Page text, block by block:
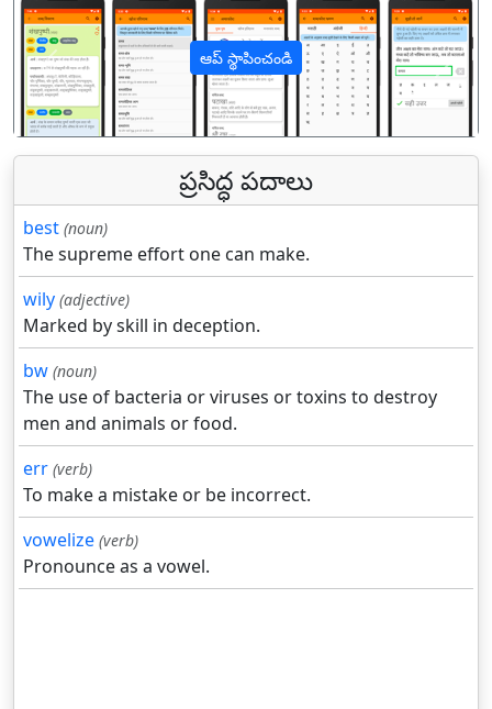
ఆప్ స్థాపించండి
पिछला
ప్రసిద్ధ పదాలు
best (noun)
The supreme effort one can make.
wily (adjective)
Marked by skill in deception.
bw (noun)
The use of bacteria or viruses or toxins to destroy
men and animals or food.
err (verb)
To make a mistake or be incorrect.
vowelize (verb)
Pronounce as a vowel.